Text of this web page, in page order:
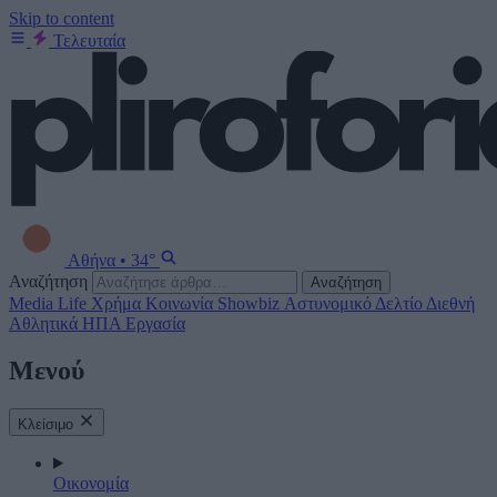
Skip to content
Τελευταία
Αθήνα • 34°
Αναζήτηση
Αναζήτηση
Media Life Χρήμα Κοινωνία Showbiz Αστυνομικό Δελτίο Διεθνή
Αθλητικά ΗΠΑ Εργασία
Μενού
Κλείσιμο
Οικονομία